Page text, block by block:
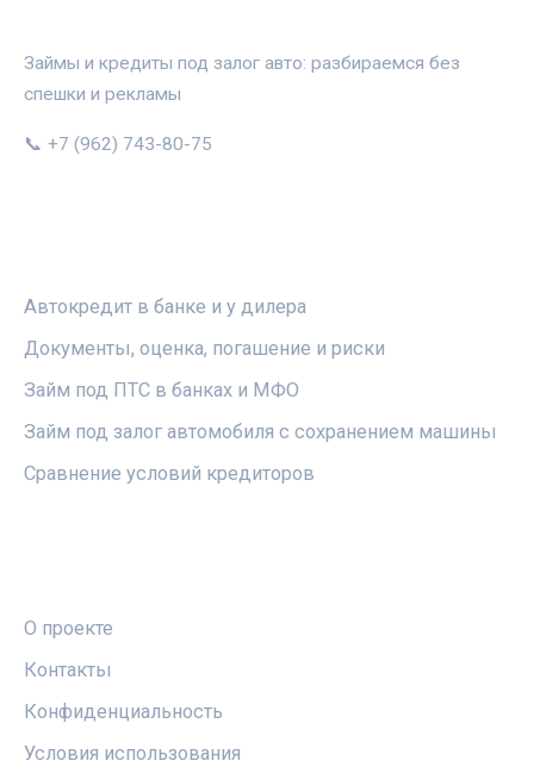
Займы и кредиты под залог авто: разбираемся без
спешки и рекламы
📞 +7 (962) 743-80-75
Автокредит в банке и у дилера
Документы, оценка, погашение и риски
Займ под ПТС в банках и МФО
Займ под залог автомобиля с сохранением машины
Сравнение условий кредиторов
О проекте
Контакты
Конфиденциальность
Условия использования